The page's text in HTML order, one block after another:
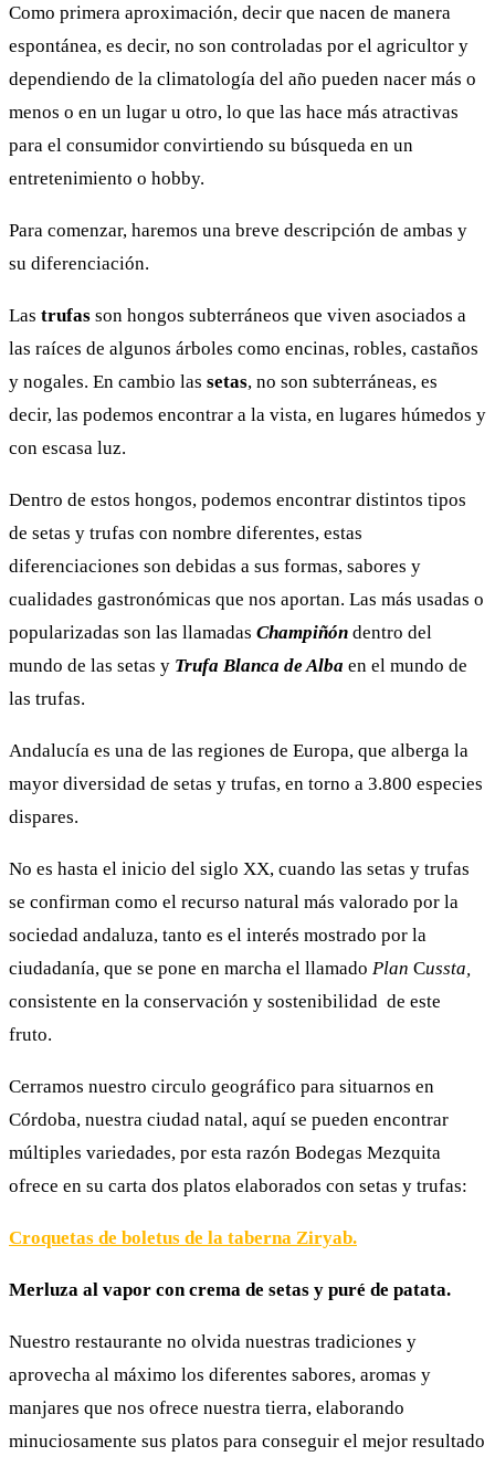
Como primera aproximación, decir que nacen de manera
espontánea, es decir, no son controladas por el agricultor y
dependiendo de la climatología del año pueden nacer más o
menos o en un lugar u otro, lo que las hace más atractivas
para el consumidor convirtiendo su búsqueda en un
entretenimiento o hobby.
Para comenzar, haremos una breve descripción de ambas y
su diferenciación.
Las trufas son hongos subterráneos que viven asociados a
las raíces de algunos árboles como encinas, robles, castaños
y nogales. En cambio las setas, no son subterráneas, es
decir, las podemos encontrar a la vista, en lugares húmedos y
con escasa luz.
Dentro de estos hongos, podemos encontrar distintos tipos
de setas y trufas con nombre diferentes, estas
diferenciaciones son debidas a sus formas, sabores y
cualidades gastronómicas que nos aportan. Las más usadas o
popularizadas son las llamadas Champiñón dentro del
mundo de las setas y Trufa Blanca de Alba en el mundo de
las trufas.
Andalucía es una de las regiones de Europa, que alberga la
mayor diversidad de setas y trufas, en torno a 3.800 especies
dispares.
No es hasta el inicio del siglo XX, cuando las setas y trufas
se confirman como el recurso natural más valorado por la
sociedad andaluza, tanto es el interés mostrado por la
ciudadanía, que se pone en marcha el llamado Plan Cussta,
consistente en la conservación y sostenibilidad de este
fruto.
Cerramos nuestro circulo geográfico para situarnos en
Córdoba, nuestra ciudad natal, aquí se pueden encontrar
múltiples variedades, por esta razón Bodegas Mezquita
ofrece en su carta dos platos elaborados con setas y trufas:
Croquetas de boletus de la taberna Ziryab.
Merluza al vapor con crema de setas y puré de patata.
Nuestro restaurante no olvida nuestras tradiciones y
aprovecha al máximo los diferentes sabores, aromas y
manjares que nos ofrece nuestra tierra, elaborando
minuciosamente sus platos para conseguir el mejor resultado